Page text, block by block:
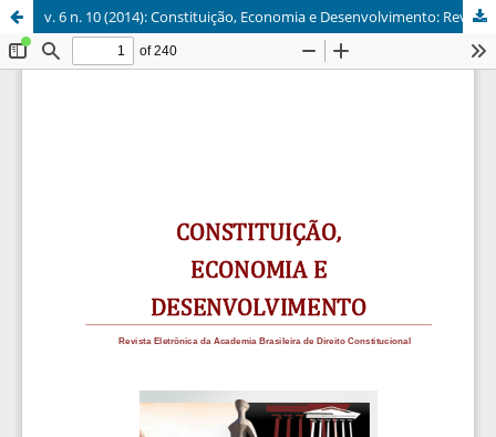
v. 6 n. 10 (2014): Constituição, Economia e Desenvolvimento: Revista da Academia Brasileira de Direito Constitucional. Curitiba, v. 6, n. 10, jan./jul. 2014.